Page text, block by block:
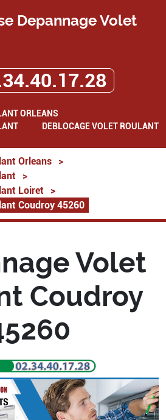
Depannage Volet
ORLEANS
DEBLOCAGE VOLET ROULANT
Orleans
>
>
Loiret
>
Coudroy 45260
Volet
Coudroy